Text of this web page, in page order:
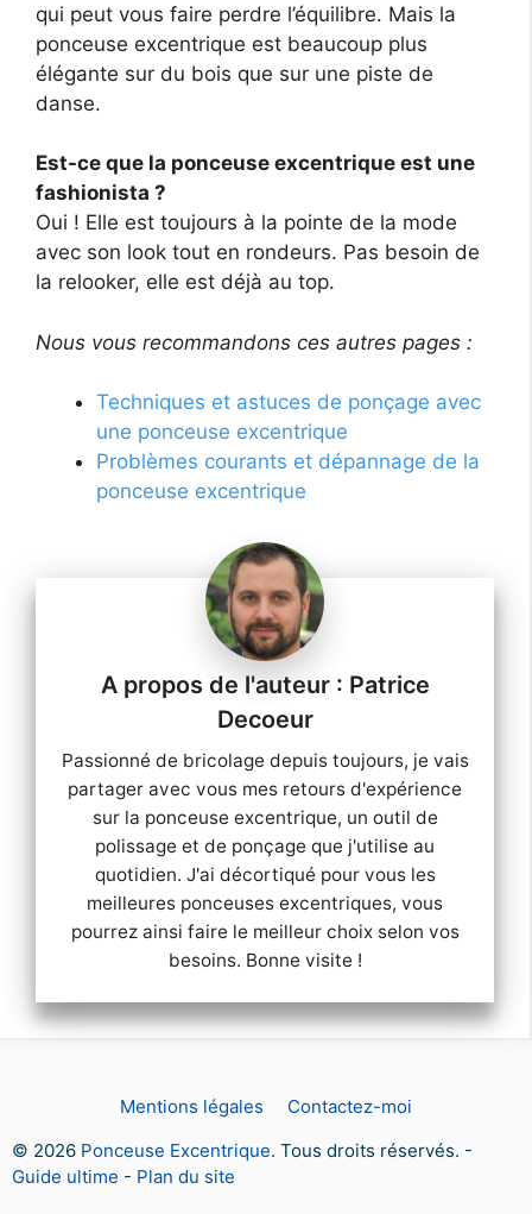
qui peut vous faire perdre l’équilibre. Mais la
ponceuse excentrique est beaucoup plus
élégante sur du bois que sur une piste de
danse.
Est-ce que la ponceuse excentrique est une
fashionista ?
Oui ! Elle est toujours à la pointe de la mode
avec son look tout en rondeurs. Pas besoin de
la relooker, elle est déjà au top.
Nous vous recommandons ces autres pages :
Techniques et astuces de ponçage avec
une ponceuse excentrique
Problèmes courants et dépannage de la
ponceuse excentrique
Patrice
Decoeur
Passionné de bricolage depuis toujours, je vais
partager avec vous mes retours d'expérience
sur la ponceuse excentrique, un outil de
polissage et de ponçage que j'utilise au
quotidien. J'ai décortiqué pour vous les
meilleures ponceuses excentriques, vous
pourrez ainsi faire le meilleur choix selon vos
besoins. Bonne visite !
Mentions légales
Contactez-moi
© 2026 Ponceuse Excentrique. Tous droits réservés. -
Guide ultime - Plan du site